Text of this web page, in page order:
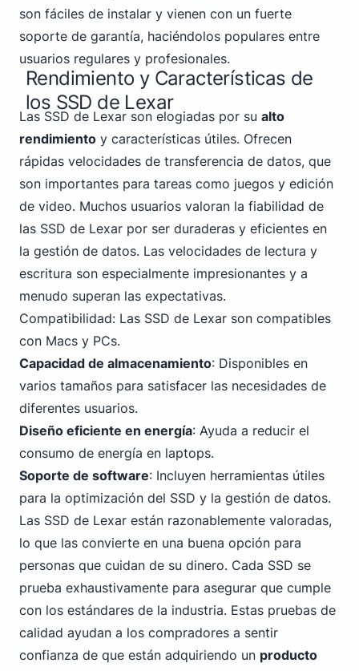
son fáciles de instalar y vienen con un fuerte
soporte de garantía, haciéndolos populares entre
usuarios regulares y profesionales.
Rendimiento y Características de
los SSD de Lexar
Las SSD de Lexar son elogiadas por su alto
rendimiento y características útiles. Ofrecen
rápidas velocidades de transferencia de datos, que
son importantes para tareas como juegos y edición
de video. Muchos usuarios valoran la fiabilidad de
las SSD de Lexar por ser duraderas y eficientes en
la gestión de datos. Las velocidades de lectura y
escritura son especialmente impresionantes y a
menudo superan las expectativas.
Compatibilidad: Las SSD de Lexar son compatibles
con Macs y PCs.
Capacidad de almacenamiento: Disponibles en
varios tamaños para satisfacer las necesidades de
diferentes usuarios.
Diseño eficiente en energía: Ayuda a reducir el
consumo de energía en laptops.
Soporte de software: Incluyen herramientas útiles
para la optimización del SSD y la gestión de datos.
Las SSD de Lexar están razonablemente valoradas,
lo que las convierte en una buena opción para
personas que cuidan de su dinero. Cada SSD se
prueba exhaustivamente para asegurar que cumple
con los estándares de la industria. Estas pruebas de
calidad ayudan a los compradores a sentir
confianza de que están adquiriendo un producto